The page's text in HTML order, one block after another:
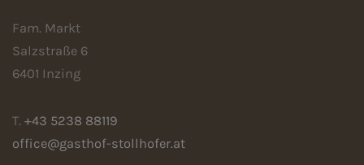
Fam. Markt
Salzstraße 6
6401 Inzing
T. +43 5238 88119
office@gasthof-stollhofer.at